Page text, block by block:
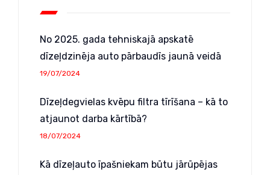
No 2025. gada tehniskajā apskatē
dīzeļdzinēja auto pārbaudīs jaunā veidā
19/07/2024
Dīzeļdegvielas kvēpu filtra tīrīšana – kā to
atjaunot darba kārtībā?
18/07/2024
Kā dīzeļauto īpašniekam būtu jārūpējas